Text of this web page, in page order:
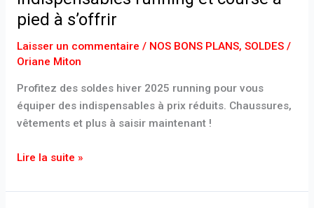
pied à s’offrir
Laisser un commentaire / NOS BONS PLANS, SOLDES/
Oriane Miton
Profitez des soldes hiver 2025 running pour vous
équiper des indispensables à prix réduits. Chaussures,
vêtements et plus à saisir maintenant !
et
course
à
pied
à
s’offrir
Lire la suite »